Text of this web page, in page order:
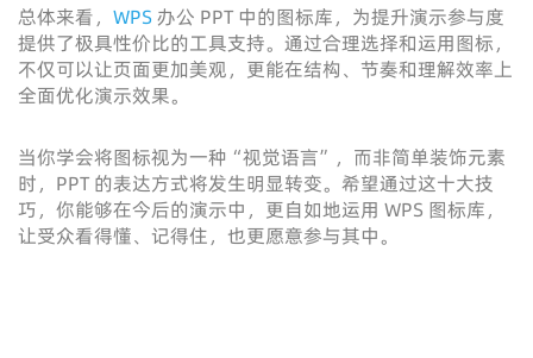
总体来看， WPS 办公 PPT 中的图标库，为提升演示参与度
提供了极具性价比的工具支持。通过合理选择和运用图标，
不仅可以让页面更加美观，更能在结构、节奏和理解效率上
全面优化演示效果。
当你学会将图标视为一种“视觉语言”，而非简单装饰元素
时，PPT 的表达方式将发生明显转变。希望通过这十大技
巧，你能够在今后的演示中，更自如地运用 WPS 图标库，
让受众看得懂、记得住，也更愿意参与其中。